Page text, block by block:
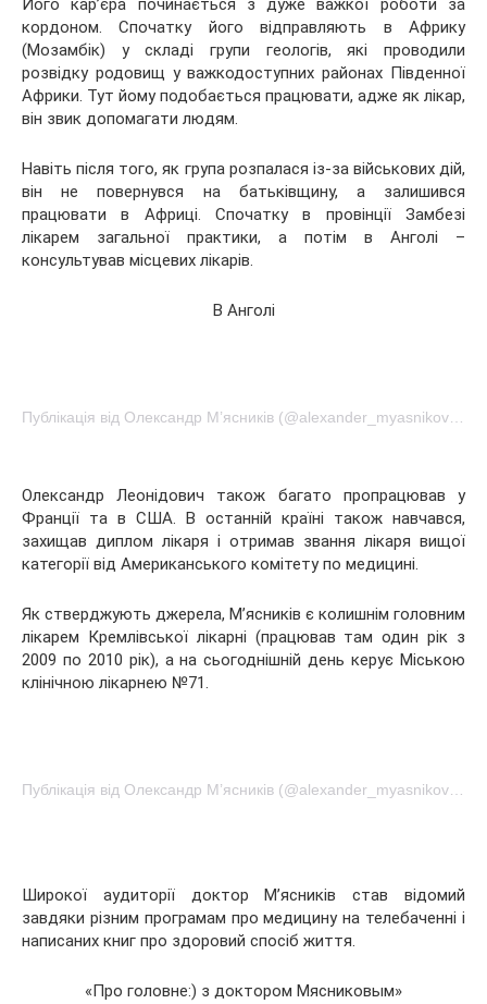
Його кар’єра починається з дуже важкої роботи за
кордоном. Спочатку його відправляють в Африку
(Мозамбік) у складі групи геологів, які проводили
розвідку родовищ у важкодоступних районах Південної
Африки. Тут йому подобається працювати, адже як лікар,
він звик допомагати людям.
Навіть після того, як група розпалася із-за військових дій,
він не повернувся на батьківщину, а залишився
працювати в Африці. Спочатку в провінції Замбезі
лікарем загальної практики, а потім в Анголі –
консультував місцевих лікарів.
В Анголі
Олександр Леонідович також багато пропрацював у
Франції та в США. В останній країні також навчався,
захищав диплом лікаря і отримав звання лікаря вищої
категорії від Американського комітету по медицині.
Як стверджують джерела, М’ясників є колишнім головним
лікарем Кремлівської лікарні (працював там один рік з
2009 по 2010 рік), а на сьогоднішній день керує Міською
клінічною лікарнею №71.
Широкої аудиторії доктор М’ясників став відомий
завдяки різним програмам про медицину на телебаченні і
написаних книг про здоровий спосіб життя.
«Про головне:) з доктором Мясниковым»